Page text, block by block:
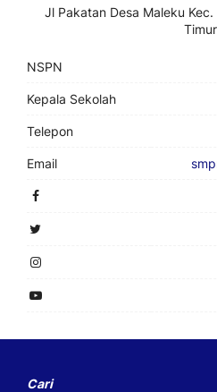
Jl Pakatan Desa Maleku
Timur
NSPN
Kepala Sekolah
Telepon
Email
Cari